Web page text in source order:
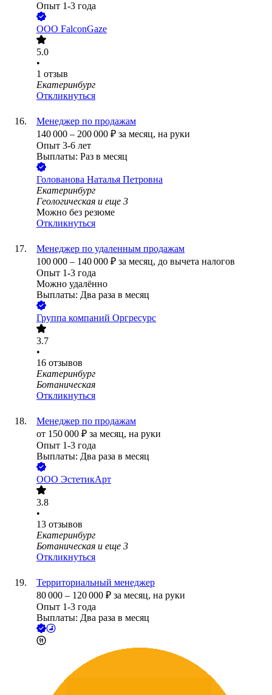
Опыт 1-3 года
ООО FalconGaze
5.0
•
1 отзыв
Екатеринбург
Откликнуться
Менеджер по продажам
140 000 – 200 000 ₽ за месяц, на руки
Опыт 3-6 лет
Выплаты: Раз в месяц
Голованова Наталья Петровна
Екатеринбург
Геологическая и еще 3
Можно без резюме
Откликнуться
Менеджер по удаленным продажам
100 000 – 140 000 ₽ за месяц, до вычета налогов
Опыт 1-3 года
Можно удалённо
Выплаты: Два раза в месяц
Группа компаний Оргресурс
3.7
•
16 отзывов
Екатеринбург
Ботаническая
Откликнуться
Менеджер по продажам
от 150 000 ₽ за месяц, на руки
Опыт 1-3 года
Выплаты: Два раза в месяц
ООО ЭстетикАрт
3.8
•
13 отзывов
Екатеринбург
Ботаническая и еще 3
Откликнуться
Территориальный менеджер
80 000 – 120 000 ₽ за месяц, на руки
Опыт 1-3 года
Выплаты: Два раза в месяц